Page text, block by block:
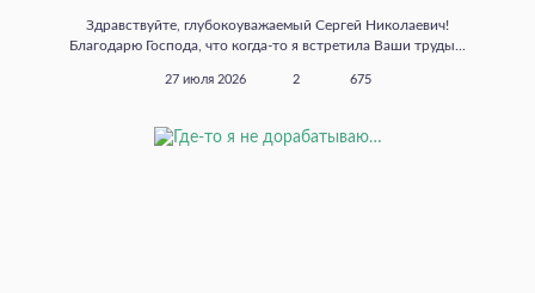
Здравствуйте, глубокоуважаемый Сергей Николаевич!
Благодарю Господа, что когда‑то я встретила Ваши труды...
27 июля 2026 2 675